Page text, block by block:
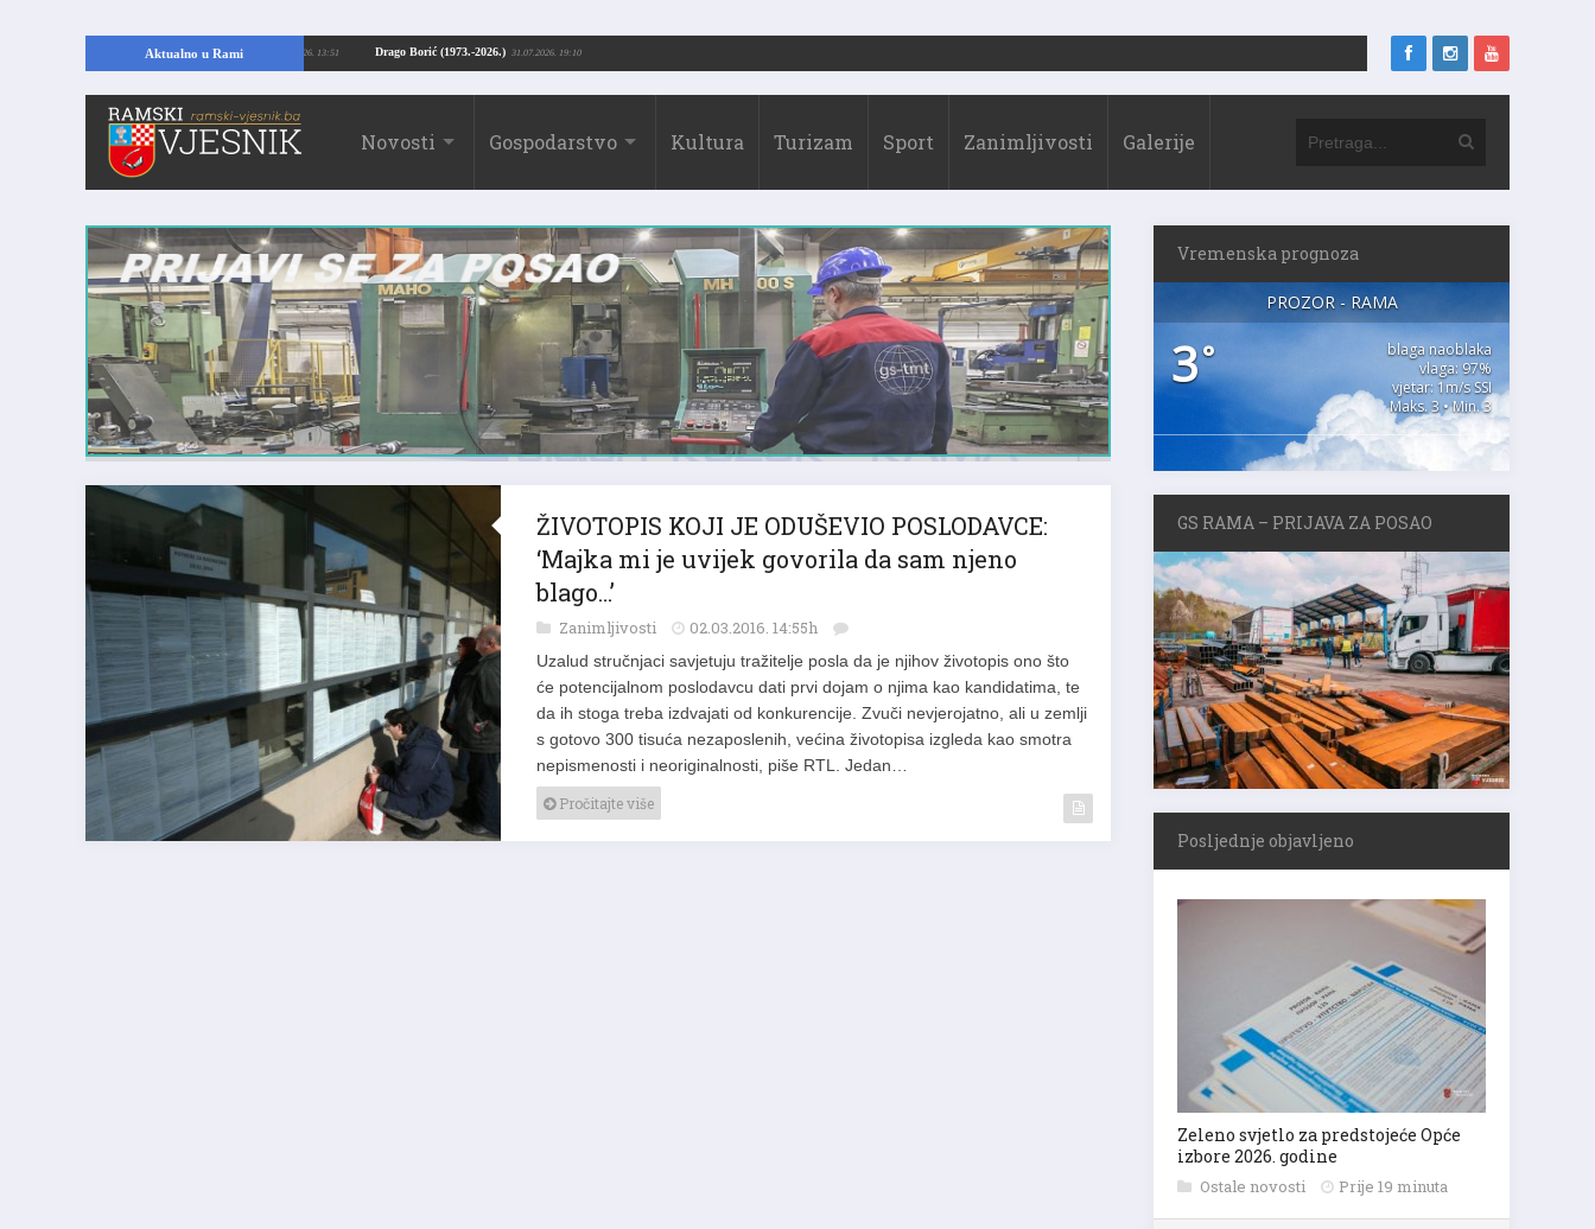
Aktualno u Rami Drago Borić (1973.-2026.) 31.07.2026. 19:10
Kopajući temelje kuće, pronašao vrijedne arheološke ostatke 24.07.2026. 13:51
Novosti Gospodarstvo Kultura Turizam Sport Zanimljivosti Galerije
ŽIVOTOPIS KOJI JE ODUŠEVIO POSLODAVCE:
‘Majka mi je uvijek govorila da sam njeno
blago…’
Zanimljivosti 02.03.2016. 14:55h
Uzalud stručnjaci savjetuju tražitelje posla da je njihov životopis ono što
će potencijalnom poslodavcu dati prvi dojam o njima kao kandidatima, te
da ih stoga treba izdvajati od konkurencije. Zvuči nevjerojatno, ali u zemlji
s gotovo 300 tisuća nezaposlenih, većina životopisa izgleda kao smotra
nepismenosti i neoriginalnosti, piše RTL. Jedan…
Pročitajte više
Vremenska prognoza
PROZOR - RAMA
3°
blaga naoblaka
vlaga: 97%
vjetar: 1m/s SSI
Maks. 3 • Min. 3
GS RAMA – PRIJAVA ZA POSAO
Posljednje objavljeno
Zeleno svjetlo za predstojeće Opće
izbore 2026. godine
Ostale novosti Prije 19 minuta